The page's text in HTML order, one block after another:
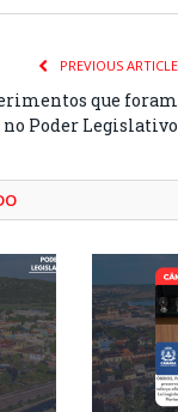
PREVIOUS ARTICLE
que foram
no Poder Legislativo